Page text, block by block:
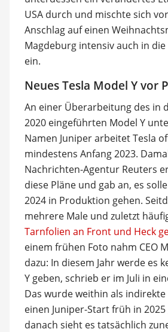
USA durch und mischte sich
Anschlag auf einen
Magdeburg intensiv auch in
ein.
Neues Tesla Model Y vor
An einer Überarbeitung des in
2020 eingeführten Model Y
Namen Juniper arbeitet Tesla
mindestens Anfang 2023.
Nachrichten-Agentur Reuters
diese Pläne und gab an, es
2024 in Produktion gehen.
mehrere Male und zuletzt
Tarnfolien an Front und Heck
einem frühen Foto nahm CEO
dazu: In diesem Jahr werde es
Y geben, schrieb er im Juli in
Das wurde weithin als
einen Juniper-Start früh in
danach sieht es tatsächlich